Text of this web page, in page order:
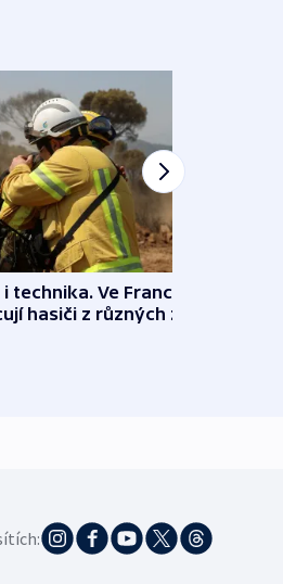
technika. Ve Francii
hasiči z různých zemí